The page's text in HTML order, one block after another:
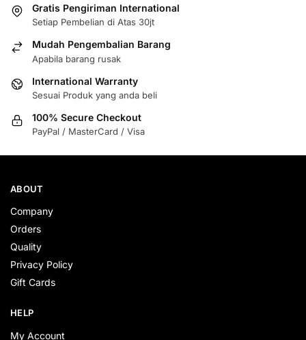
Gratis Pengiriman International
Setiap Pembelian di Atas 30jt
Mudah Pengembalian Barang
Apabila barang rusak
International Warranty
Sesuai Produk yang anda beli
100% Secure Checkout
PayPal / MasterCard / Visa
ABOUT
Company
Orders
Quality
Privacy Policy
Gift Cards
HELP
My Account